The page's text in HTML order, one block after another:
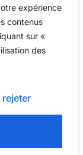
expérience
contenus
sur «
des
rejeter